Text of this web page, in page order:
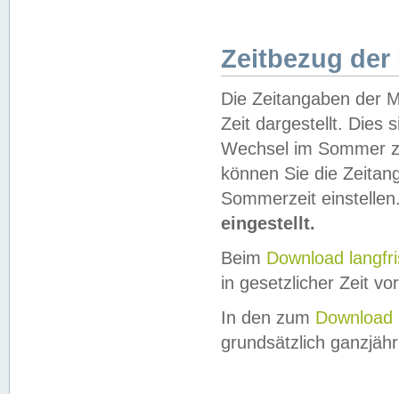
Zeitbezug der
Die Zeitangaben der
Zeit dargestellt. Dies
Wechsel im Sommer
können Sie die
Sommerzeit
eingestellt.
Beim Download
in gesetzlicher Zeit
In den zum Download
grundsätzlich